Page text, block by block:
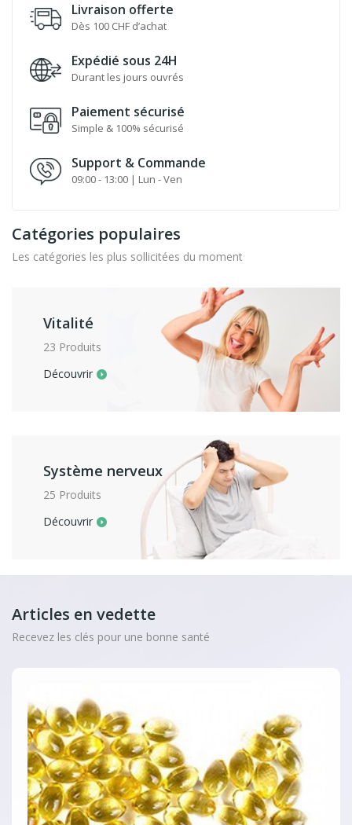
Livraison offerte
Dès 100 CHF d’achat
Expédié sous 24H
Durant les jours ouvrés
Paiement sécurisé
Simple & 100% sécurisé
Support & Commande
09:00 - 13:00 | Lun - Ven
Catégories populaires
Les catégories les plus sollicitées du moment
Vitalité
23 Produits
Découvrir
Système nerveux
25 Produits
Découvrir
Articles en vedette
Recevez les clés pour une bonne santé